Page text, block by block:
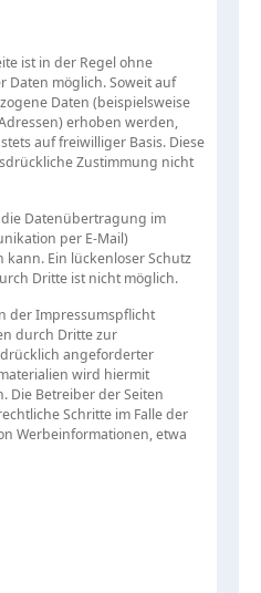
ist in der Regel ohne
Daten möglich. Soweit auf
Daten (beispielsweise
erhoben werden,
auf freiwilliger Basis. Diese
Zustimmung nicht
Datenübertragung im
per E-Mail)
Ein lückenloser Schutz
Dritte ist nicht möglich.
der Impressumspflicht
durch Dritte zur
angeforderter
wird hiermit
Die Betreiber der Seiten
Schritte im Falle der
Werbeinformationen, etwa